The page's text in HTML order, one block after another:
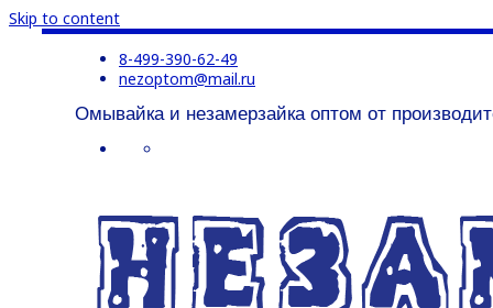
Skip to content
8-499-390-62-49
nezoptom@mail.ru
Омывайка и незамерзайка оптом от